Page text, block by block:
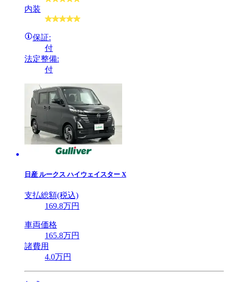
内装
保証:
付
法定整備:
付
日産 ルークス ハイウェイスター X
支払総額(税込)
169.8万円
車両価格
165.8万円
諸費用
4.0万円